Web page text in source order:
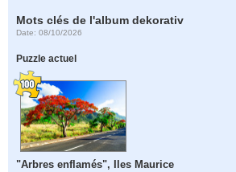
Mots clés de l'album dekorativ
Date: 08/10/2026
Puzzle actuel
"Arbres enflamés", Iles Maurice